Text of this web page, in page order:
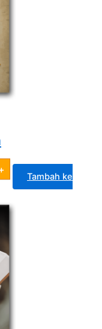
Tambah ke